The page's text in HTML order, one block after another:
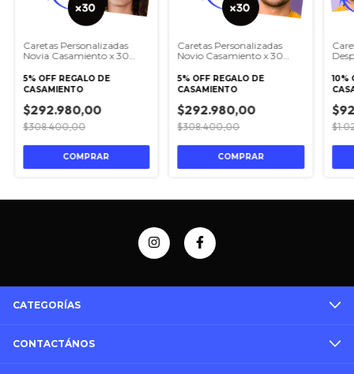
Caretas Personalizadas
Novia Casamiento x 30
5% OFF REGALO DE
CASAMIENTO
$292.980,00
$308.400,00
Caretas Personalizadas
Novio Casamiento x 30
5% OFF REGALO DE
CASAMIENTO
$292.980,00
$308.400,00
-
10%
CATEGORÍAS
CONTACTÁNOS